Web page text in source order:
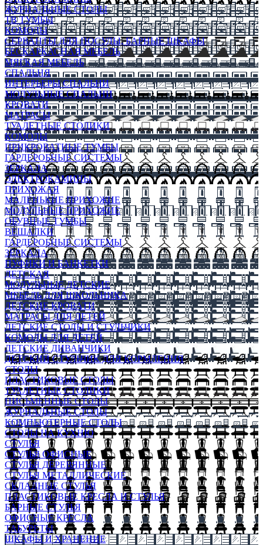
ЖУРНАЛЬНЫЕ СТОЛЫ
ТВ ТУМБЫ
КОМОДЫ
СЕРВАНТЫ ДЛЯ ПОСУДЫ, БАРНЫЕ ШКАФЫ
БЕСКАРКАСНАЯ МЕБЕЛЬ
МЯГКАЯ МЕБЕЛЬ
СПАЛЬНЯ
ИНТЕРЬЕРЫ СПАЛЬНИ
МОДУЛЬНЫЕ СПАЛЬНИ
КРОВАТИ
МАТРАСЫ
ТУАЛЕТНЫЕ СТОЛИКИ
КОМОДЫ
ПРИКРОВАТНЫЕ ТУМБЫ
ГАРДЕРОБНЫЕ СИСТЕМЫ
ЗЕРКАЛА
ЭЛЕКТРОКАМИНЫ
ПРИХОЖАЯ
МАЛЕНЬКИЕ ПРИХОЖИЕ
МОДУЛЬНЫЕ ПРИХОЖИЕ
ОБУВНЫЕ ТУМБЫ
ВЕШАЛКИ
ГАРДЕРОБНЫЕ СИСТЕМЫ
ЗЕРКАЛА
ПУФИКИ И БАНКЕТКИ
ДЕТСКАЯ
МОДУЛЬНЫЕ ДЕТСКИЕ
МЕБЕЛЬ ДЛЯ ШКОЛЬНИКА
ДЕТСКИЕ КРОВАТИ
МАТРАСЫ ДЛЯ ДЕТЕЙ
ДЕТСКИЕ СТОЛЫ И СТУЛЬЧИКИ
КОМОДЫ ДЛЯ ДЕТЕЙ
ДЕТСКИЕ ДИВАНЧИКИ
ДЕТСКИЙ СТУЛЬЧИК ДЛЯ КОРМЛЕНИЯ
СТОЛЫ
ПЛАСТИКОВЫЕ СТОЛЫ
ТУАЛЕТНЫЕ СТОЛИКИ
ПИСЬМЕННЫЕ СТОЛЫ
ЖУРНАЛЬНЫЕ СТОЛЫ
КОМПЬЮТЕРНЫЕ СТОЛЫ
СТОЛЫ НА КУХНЮ
СТУЛЬЯ
СТУЛЬЯ ОФИСНЫЕ
СТУЛЬЯ ДЕРЕВЯННЫЕ
СТУЛЬЯ МЕТАЛЛИЧЕСКИЕ
СКЛАДНЫЕ СТУЛЬЯ
ПЛАСТИКОВЫЕ КРЕСЛА И СТУЛЬЯ
БАРНЫЕ СТУЛЬЯ
ОФИСНЫЕ КРЕСЛА
ТАБУРЕТЫ
ШКАФЫ И ХРАНЕНИЕ